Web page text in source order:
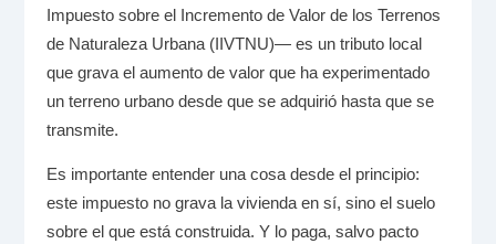
Impuesto sobre el Incremento de Valor de los Terrenos
de Naturaleza Urbana (IIVTNU)— es un tributo local
que grava el aumento de valor que ha experimentado
un terreno urbano desde que se adquirió hasta que se
transmite.
Es importante entender una cosa desde el principio:
este impuesto no grava la vivienda en sí, sino el suelo
sobre el que está construida. Y lo paga, salvo pacto